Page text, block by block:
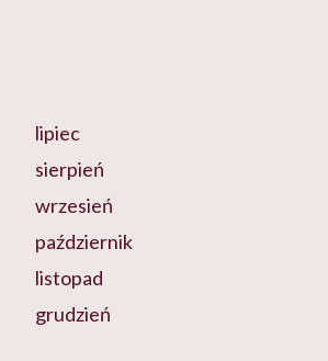
lipiec
sierpień
wrzesień
październik
listopad
grudzień